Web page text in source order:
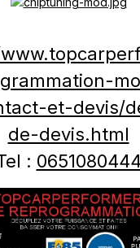
EGR BLOCK
VEHICULES
ET AVERTISSEMENTS
et-devis/
de-devis.html
: 0651080444